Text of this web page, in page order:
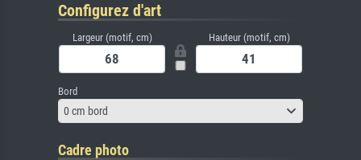
Configurez d'art
Largeur (motif, cm) Hauteur (motif, cm)
Bord
0 cm bord
Cadre photo